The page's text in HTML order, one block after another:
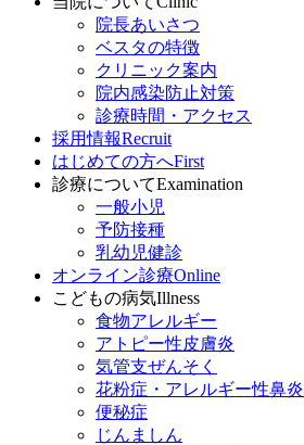
院長あいさつ
ベスタの特徴
クリニック案内
院内感染防止対策
診療時間・アクセス
採用情報Recruit
はじめての方へFirst
診療についてExamination
一般小児
予防接種
乳幼児健診
オンライン診療Online
こどもの病気Illness
食物アレルギー
アトピー性皮膚炎
気管支ぜんそく
花粉症・アレルギー性鼻炎
便秘症
じんましん